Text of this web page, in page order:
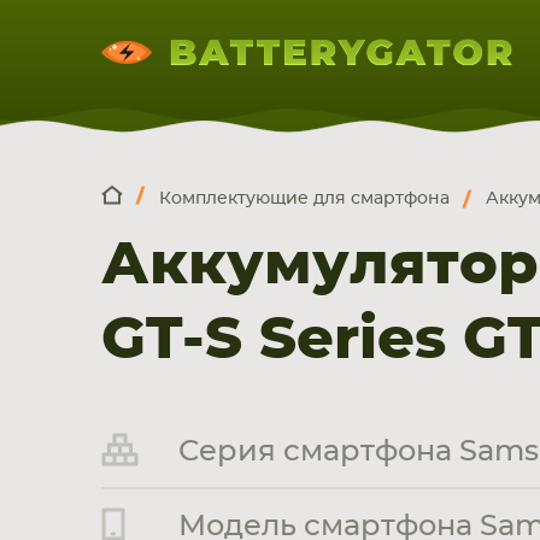
НОУТБУКА
ПЛАНШЕТА
СМАРТФОНА
Комплектующие для смартфона
GT-S Series
Серия смартфона
Модель смартфона